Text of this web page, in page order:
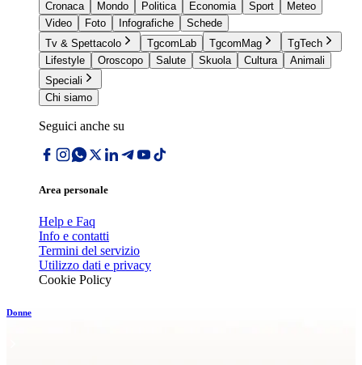
Cronaca
Mondo Politica Economia Sport
Meteo
Video
Foto Infografiche
Schede
Tv & Spettacolo
TgcomLab TgcomMag
TgTech
Lifestyle
Oroscopo Salute Skuola Cultura
Animali
Speciali
Chi siamo
Seguici anche su
Area personale
Help e Faq
Info e contatti
Termini del servizio
Utilizzo dati e privacy
Cookie Policy
Donne